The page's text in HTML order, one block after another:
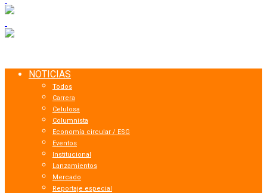
NOTICIAS
Todos
Carrera
Celulosa
Columnista
Economía circular / ESG
Eventos
Institucional
Lanzamientos
Mercado
Reportaje especial